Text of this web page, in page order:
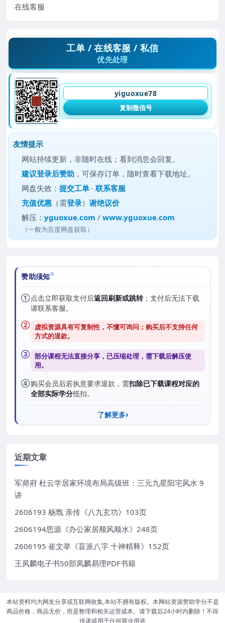
在线客服
工单 / 在线客服 / 私信
优先处理
yiguoxue78
复制微信号
友情提示
网站持续更新，非随时在线；看到消息会回复。
建议登录后赞助 ，可保存订单，随时查看下载地址。
网盘失效：提交工单 ·联系客服
充值优惠 （需登录）谢绝议价
解压：yguoxue.com /www.yguoxue.com
（一般为百度网盘获取）
赞助须知
①点击立即获取支付后返回刷新或跳转；支付后无法下载
请联系客服。
② 虚拟资源具有可复制性，不懂可询问；购买后不支持任何
方式的退款。
③ 部分课程无法直接分享，已压缩处理，需下载后解压使
用。
④购买会员后若执意要求退款，需扣除已下载课程对应的
全部实际学分抵扣。
了解更多
近期文章
军师府 杜云学居家环境布局高级班：三元九星阳宅风水 9
讲
2606193 杨戬 亲传《八九玄功》103页
2606194思源《办公家居顺风顺水》248页
2606195 崔文举《盲派八字 十神精释》152页
王凤麟电子书50部凤麟易理PDF书籍
本站资料均为网友分享或互联网收集,本站不拥有版权。本网站资源赞助学分不是
商品价格，商品无价，而是整理和相关运营成本。请下载后24小时内删除！不得
传递或用于任何商业用途